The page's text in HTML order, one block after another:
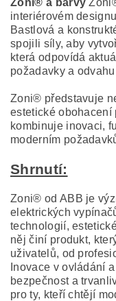
interiérovém
Bastlová a
spojili síly, aby
která odpovídá
požadavky a
Zoni® představuje
estetické obohacení
kombinuje inovaci,
moderním
Shrnutí:
Zoni® od ABB je
elektrických
technologií,
něj činí produkt,
uživatelů, od
Inovace v ovládání
bezpečnost a
pro ty, kteří chtějí